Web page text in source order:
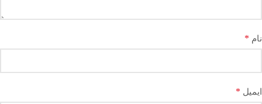
نام *
ایمیل *